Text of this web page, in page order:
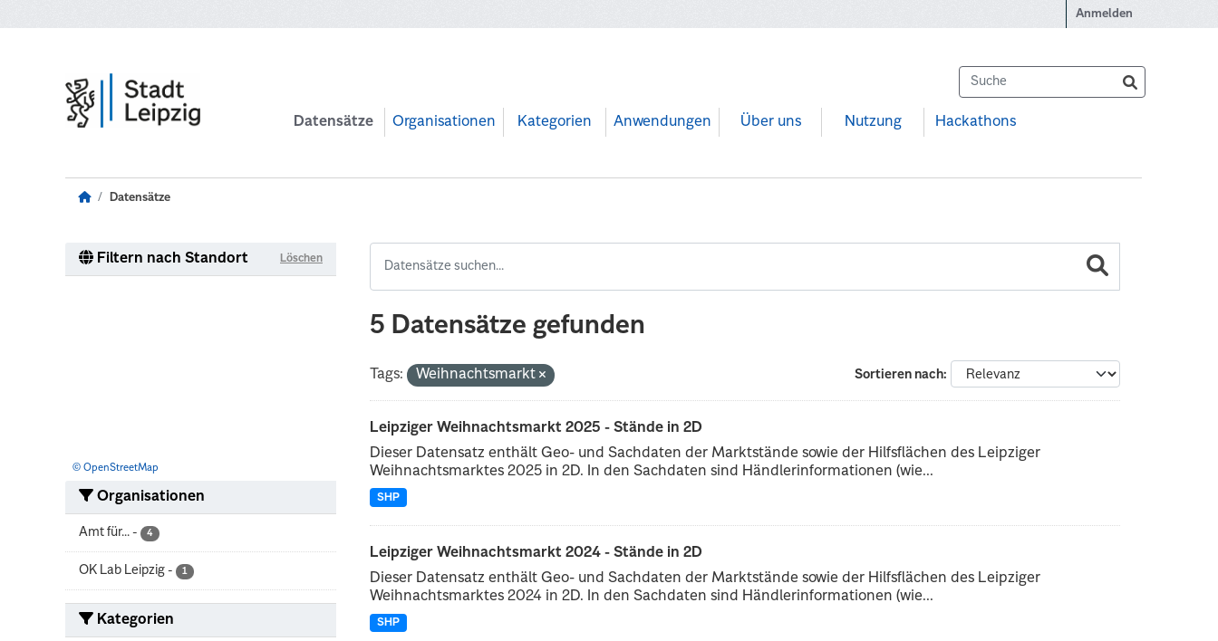
Anmelden
Datensätze Organisationen Kategorien Anwendungen Über uns Nutzung Hackathons
Datensätze
Filtern nach Standort Löschen
© OpenStreetMap
Organisationen
Amt für... - 4
OK Lab Leipzig - 1
Kategorien
5 Datensätze gefunden
Sortieren nach
Tags: Weihnachtsmarkt
Leipziger Weihnachtsmarkt 2025 - Stände in 2D
Dieser Datensatz enthält Geo- und Sachdaten der Marktstände sowie der Hilfsflächen des Leipziger
Weihnachtsmarktes 2025 in 2D. In den Sachdaten sind Händlerinformationen (wie...
SHP
Leipziger Weihnachtsmarkt 2024 - Stände in 2D
Dieser Datensatz enthält Geo- und Sachdaten der Marktstände sowie der Hilfsflächen des Leipziger
Weihnachtsmarktes 2024 in 2D. In den Sachdaten sind Händlerinformationen (wie...
SHP